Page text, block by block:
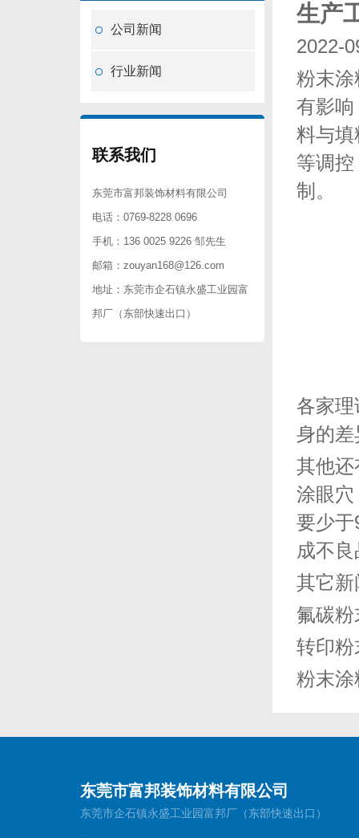
公司新闻
行业新闻
联系我们
东莞市富邦装饰材料有限公司
电话：0769-8228 0696
手机：136 0025 9226 邹先生
邮箱： zouyan168@126.com
地址：东莞市企石镇永盛工业园富
邦厂（东部快速出口）
生产
2022-
粉末
有影
料与
等调
制。
各家
身的
其他
涂眼穴
要少
成不
其它新
氟碳
转印
粉末
东莞市富邦装饰材料有限公司
东莞市企石镇永盛工业园富邦厂（东部快速出口）